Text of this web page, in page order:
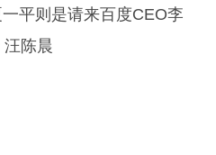
平则是请来百度CEO李
陈晨